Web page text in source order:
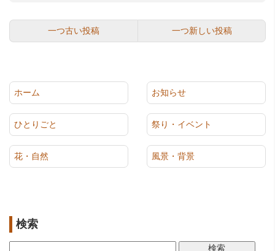
一つ古い投稿 一つ新しい投稿
ホーム お知らせ
ひとりごと 祭り・イベント
花・自然 風景・背景
検索